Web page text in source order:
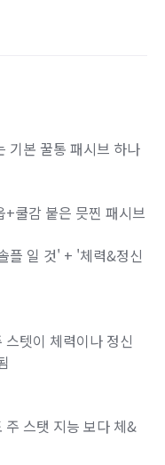
기본 꿀통 패시브 하나
쿨감 붙은 믓찐 패시브
플 일 것' + '체력&정신
텟이 체력이나 정신
주 스탯 지능 보다 체&